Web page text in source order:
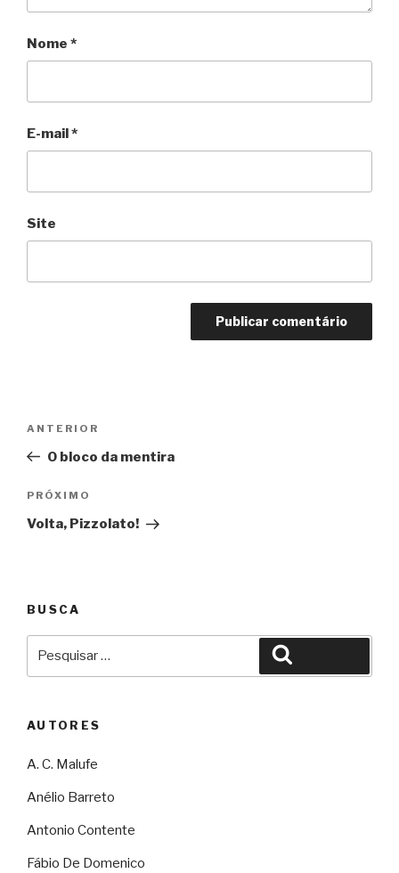
Nome *
E-mail*
Site
Post
Anterior
ANTERIOR
O bloco da mentira
Próximo
PRÓXIMO
Volta, Pizzolato!
BUSCA
AUTORES
A. C. Malufe
Anélio Barreto
Antonio Contente
Fábio De Domenico